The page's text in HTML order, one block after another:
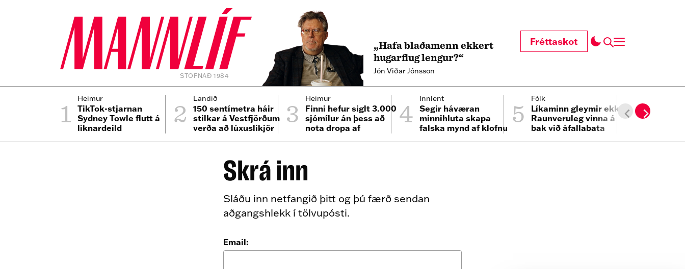
STOFNAÐ 1984
„Hafa blaðamenn ekkert
hugarflug lengur?“
Jón Viðar Jónsson
Fréttaskot
1 Heimur
TikTok-stjarnan
Sydney Towle flutt á
líknardeild
2 Landið
150 sentímetra háir
stilkar á Vestfjörðum
verða að lúxuslíkjör
3 Heimur
Finni hefur siglt 3.000
sjómílur án þess að
nota dropa af
4 Innlent
Segir háværan
minnihluta skapa
falska mynd af klofnu 5 Fólk
Líkaminn gleymir ekki:
Raunveruleg vinna á
bak við áfallabata
6
Tveggja
gekk
Skrá inn
Sláðu inn netfangið þitt og þú færð sendan
aðgangshlekk í tölvupósti.
Email: